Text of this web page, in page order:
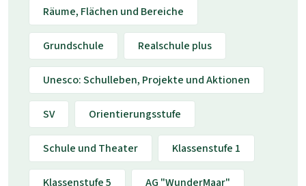
Räume, Flächen und Bereiche
Grundschule Realschule plus
Unesco: Schulleben, Projekte und Aktionen
SV Orientierungsstufe
Schule und Theater Klassenstufe 1
Klassenstufe 5 AG "WunderMaar"